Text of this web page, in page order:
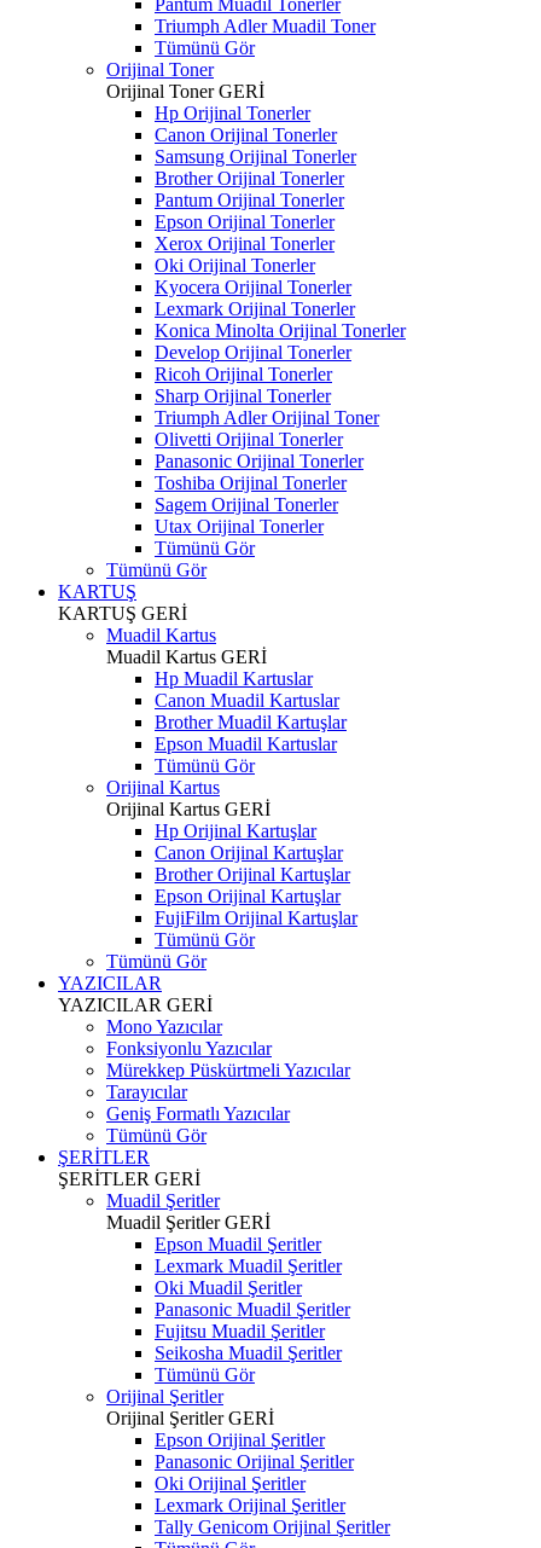
Pantum Muadil Tonerler
Triumph Adler Muadil Toner
Tümünü Gör
Orijinal Toner
Orijinal TonerGERİ
Hp Orijinal Tonerler
Canon Orijinal Tonerler
Samsung Orijinal Tonerler
Brother Orijinal Tonerler
Pantum Orijinal Tonerler
Epson Orijinal Tonerler
Xerox Orijinal Tonerler
Oki Orijinal Tonerler
Kyocera Orijinal Tonerler
Lexmark Orijinal Tonerler
Konica Minolta Orijinal Tonerler
Develop Orijinal Tonerler
Ricoh Orijinal Tonerler
Sharp Orijinal Tonerler
Triumph Adler Orijinal Toner
Olivetti Orijinal Tonerler
Panasonic Orijinal Tonerler
Toshiba Orijinal Tonerler
Sagem Orijinal Tonerler
Utax Orijinal Tonerler
Tümünü Gör
Tümünü Gör
KARTUŞ
KARTUŞ GERİ
Muadil Kartus
Muadil Kartus GERİ
Hp Muadil Kartuslar
Canon Muadil Kartuslar
Brother Muadil Kartuşlar
Epson Muadil Kartuslar
Tümünü Gör
Orijinal Kartus
Orijinal Kartus GERİ
Hp Orijinal Kartuşlar
Canon Orijinal Kartuşlar
Brother Orijinal Kartuşlar
Epson Orijinal Kartuşlar
FujiFilm Orijinal Kartuşlar
Tümünü Gör
Tümünü Gör
YAZICILAR
YAZICILAR GERİ
Mono Yazıcılar
Fonksiyonlu Yazıcılar
Mürekkep Püskürtmeli Yazıcılar
Tarayıcılar
Geniş Formatlı Yazıcılar
Tümünü Gör
ŞERİTLER
ŞERİTLER GERİ
Muadil Şeritler
Muadil ŞeritlerGERİ
Epson Muadil Şeritler
Lexmark Muadil Şeritler
Oki Muadil Şeritler
Panasonic Muadil Şeritler
Fujitsu Muadil Şeritler
Seikosha Muadil Şeritler
Tümünü Gör
Orijinal Şeritler
Orijinal ŞeritlerGERİ
Epson Orijinal Şeritler
Panasonic Orijinal Şeritler
Oki Orijinal Şeritler
Lexmark Orijinal Şeritler
Tally Genicom Orijinal Şeritler